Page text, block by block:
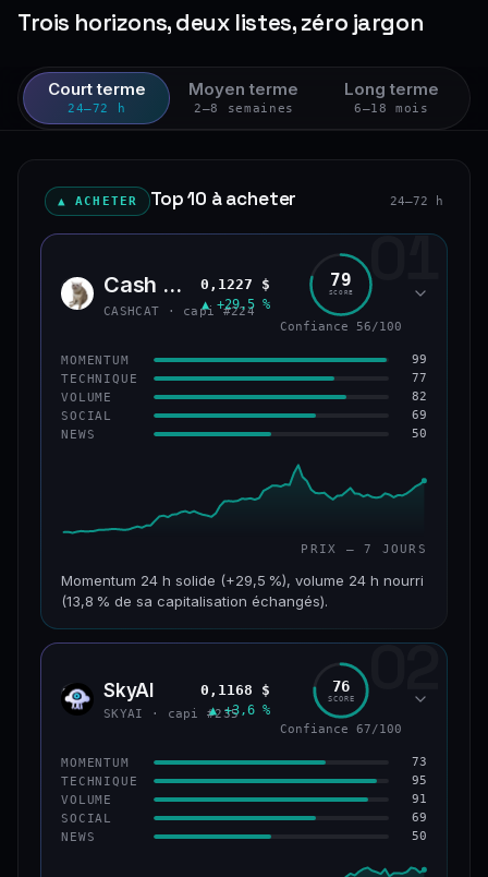
Trois horizons, deux listes, zéro jargon
Court terme
24–72 h
Moyen terme
2–8 semaines
Long terme
6–18 mois
▲ ACHETER Top 10 à acheter 24–72 h
01
CASH Cash Cat
CASHCAT · capi #224
0,1227 $
▲ +29,5 %
79
SCORE
Confiance 56/100
MOMENTUM 99
TECHNIQUE 77
VOLUME 82
SOCIAL 69
NEWS 50
PRIX — 7 JOURS
Momentum 24 h solide (+29,5 %), volume 24 h nourri
(13,8 % de sa capitalisation échangés).
CAP. MARCHÉ VOLUME 24 H
VAR. 7 J VAR. 30 J
+10,2 %
VS ATH
−46,4 %
CONFIANCE 56/100
02
SKYA SkyAI
SKYAI · capi #235
0,1168 $
▲ +3,6 %
76
SCORE
Confiance 67/100
MOMENTUM 73
TECHNIQUE 95
VOLUME 91
SOCIAL 69
NEWS 50